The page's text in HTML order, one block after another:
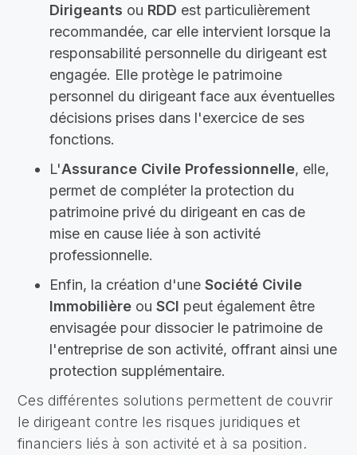
Dirigeants ou RDD est particulièrement
recommandée, car elle intervient lorsque la
responsabilité personnelle du dirigeant est
engagée. Elle protège le patrimoine
personnel du dirigeant face aux éventuelles
décisions prises dans l'exercice de ses
fonctions.
L'Assurance Civile Professionnelle, elle,
permet de compléter la protection du
patrimoine privé du dirigeant en cas de
mise en cause liée à son activité
professionnelle.
Enfin, la création d'uneSociété Civile
Immobilière ouSCI peut également être
envisagée pour dissocier le patrimoine de
l'entreprise de son activité, offrant ainsi une
protection supplémentaire.
Ces différentes solutions permettent de couvrir
le dirigeant contre les risques juridiques et
financiers liés à son activité et à sa position.